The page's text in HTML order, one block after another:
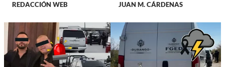
REDACCIÓN WEB JUAN M. CÁRDENAS